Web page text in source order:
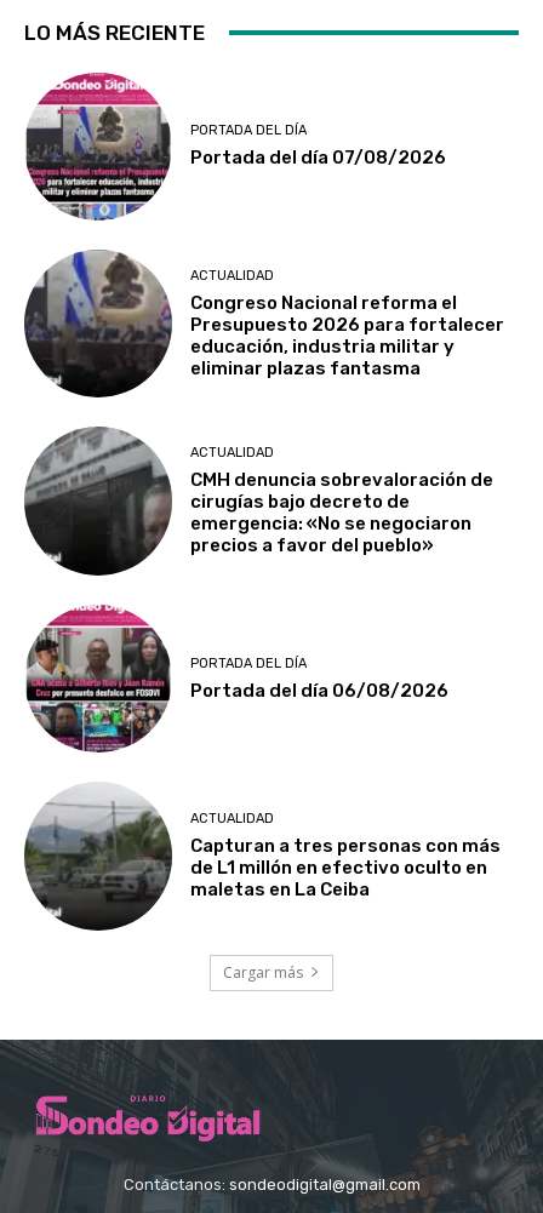
LO MÁS RECIENTE
PORTADA DEL DÍA
Portada del día 07/08/2026
ACTUALIDAD
Congreso Nacional reforma el
Presupuesto 2026 para fortalecer
educación, industria militar y
eliminar plazas fantasma
ACTUALIDAD
CMH denuncia sobrevaloración de
cirugías bajo decreto de
emergencia: «No se negociaron
precios a favor del pueblo»
PORTADA DEL DÍA
Portada del día 06/08/2026
ACTUALIDAD
Capturan a tres personas con más
de L1 millón en efectivo oculto en
maletas en La Ceiba
Cargar más
Contáctanos: sondeodigital@gmail.com